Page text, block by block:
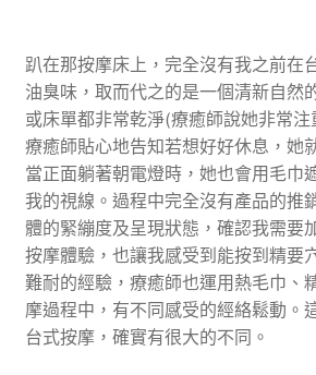
趴在那按摩床上，完全沒有我之前在
油臭味，取而代之的是一個清新自然
或床單都非常乾淨(療癒師說她非常注
療癒師貼心地告知若想好好休息，她
當正面躺著朝電燈時，她也會用毛巾
我的視線。過程中完全沒有產品的推
體的緊繃度及呈現狀態，確認我需要
按摩體驗，也讓我感受到能按到精要
難耐的經驗，療癒師也運用熱毛巾、
摩過程中，有不同感受的經絡鬆動。
台式按摩，確實有很大的不同。